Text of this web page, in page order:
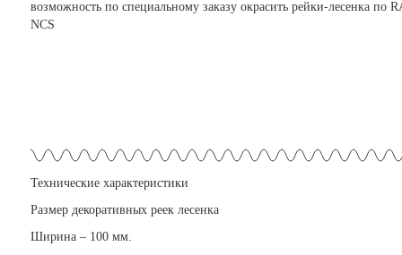
возможность по специальному заказу окрасить рейки-лесенка по
NCS
Технические характеристики
Размер декоративных реек лесенка
Ширина – 100 мм.